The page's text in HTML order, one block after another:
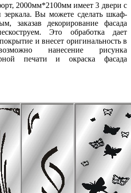
2000мм*2100мм имеет 3 двери с
Вы можете сделать шкаф-
заказав декорирование фасада
Это обработка дает
и внесет оригинальность в
нанесение рисунка
печати и окраска фасада